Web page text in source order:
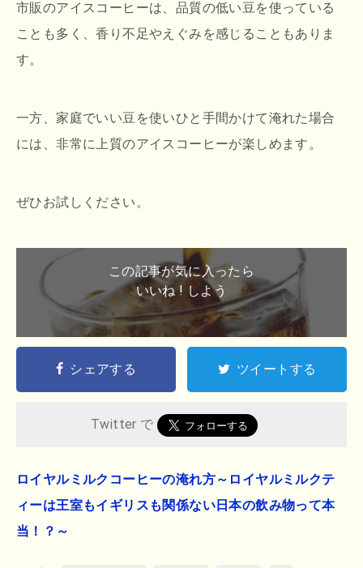
市販のアイスコーヒーは、品質の低い豆を使っている
ことも多く、香り不足やえぐみを感じることもありま
す。
一方、家庭でいい豆を使いひと手間かけて淹れた場合
には、非常に上質のアイスコーヒーが楽しめます。
ぜひお試しください。
この記事が気に入ったら
いいね ! しよう
シェアする ツイートする
Twitter で
ロイヤルミルクコーヒーの淹れ方～ロイヤルミルクテ
ィーは王室もイギリスも関係ない日本の飲み物って本
当！？～